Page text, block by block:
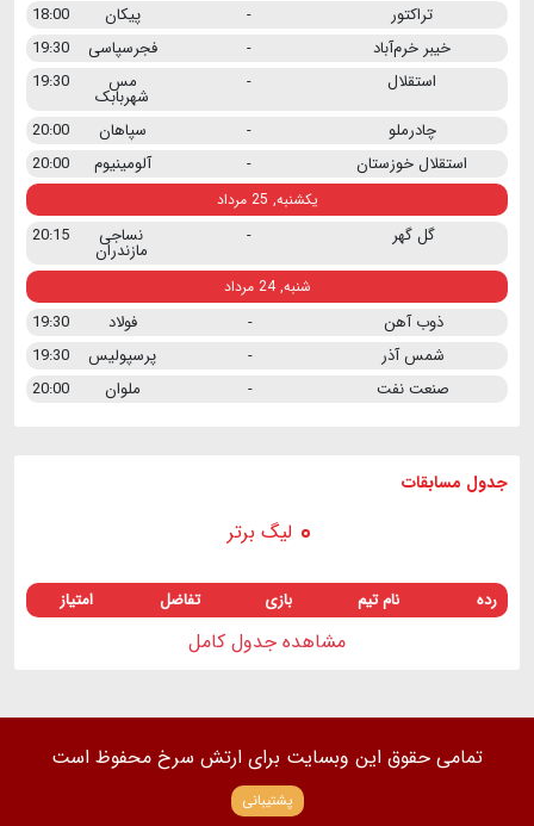
تراکتور - پیکان
18:00
خیبر خرم‌آباد
- فجرسپاسی
19:30
استقلال
- مس
شهربابک
19:30
چادرملو
- سپاهان
20:00
استقلال خوزستان
- آلومینیوم 20:00
یکشنبه, 25 مرداد
گل گهر - نساجی
مازندران
20:15
شنبه, 24 مرداد
ذوب آهن - فولاد
19:30
شمس آذر
- پرسپولیس
19:30
صنعت نفت
- ملوان 20:00
جدول مسابقات
لیگ برتر
رده نام تیم بازی تفاضل امتیاز
مشاهده جدول کامل
تمامی حقوق این وبسایت برای ارتش سرخ محفوظ است
پشتیبانی